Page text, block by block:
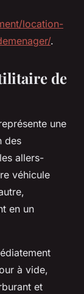
location-
.
de
une
des
allers-
véhicule
en un
à vide,
et